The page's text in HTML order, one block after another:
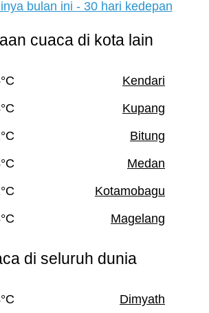
bulan ini - 30 hari kedepan
cuaca di kota lain
Kendari
Kupang
Bitung
Medan
Kotamobagu
Magelang
di seluruh dunia
Dimyath